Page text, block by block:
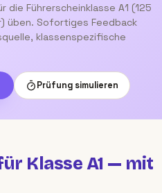
Führerscheinklasse A1 (125
üben. Sofortiges Feedback
klassenspezifische
Prüfung simulieren
Klasse A1 — mit